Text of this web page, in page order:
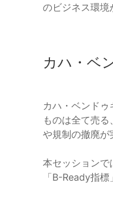
のビジネス環境
カハ・ベ
カハ・ベンド
ものは全て売
や規制の撤廃が
本セッションで
「B-Ready指